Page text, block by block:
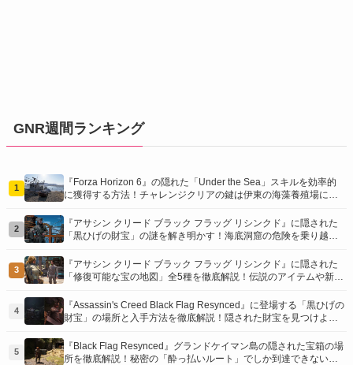
GNR週間ランキング
1
『Forza Horizon 6』の隠れた「Under the Sea」スキルを効率的
に獲得する方法！チャレンジクリアの鍵は伊東の海藻養殖場にあ
2
『アサシン クリード ブラック フラッグ リシンクド』に隠された
「黒ひげの財宝」の謎を解き明かす！海底洞窟の危険を乗り越
3
『アサシン クリード ブラック フラッグ リシンクド』に隠された
「修復可能な宝の地図」全5種を徹底解説！伝説のアイテムや新衣
介！
4
『Assassin's Creed Black Flag Resynced』に登場する「黒ひげの
財宝」の場所と入手方法を徹底解説！隠された財宝を見つけよ
5
『Black Flag Resynced』グランドケイマン島の隠された宝箱の場
所を徹底解説！秘密の「酔っ払いルート」でしか到達できないお